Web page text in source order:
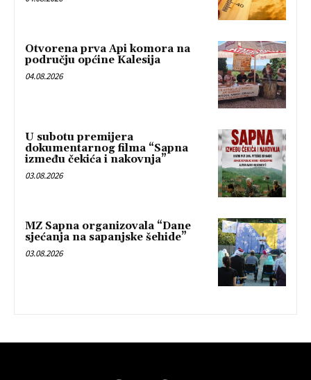
Otvorena prva Api komora na
području općine Kalesija
04.08.2026
U subotu premijera
dokumentarnog filma “Sapna
između čekića i nakovnja”
03.08.2026
MZ Sapna organizovala “Dane
sjećanja na sapanjske šehide”
03.08.2026